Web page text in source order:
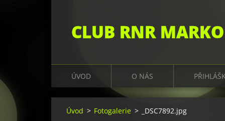
CLUB RNR MARKO
ÚVOD O NÁS
Úvod > Fotogalerie > _DSC7892.jpg